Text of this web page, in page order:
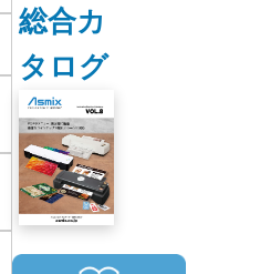
総合カ
タログ